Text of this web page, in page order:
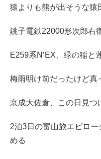
猿よりも熊が出そうな猿
銚子電鉄22000形次郎右
E259系N’EX、緑の稲と
梅雨明け前だったけど真
京成大佐倉、この日見つ
2泊3日の富山旅エピロ
める